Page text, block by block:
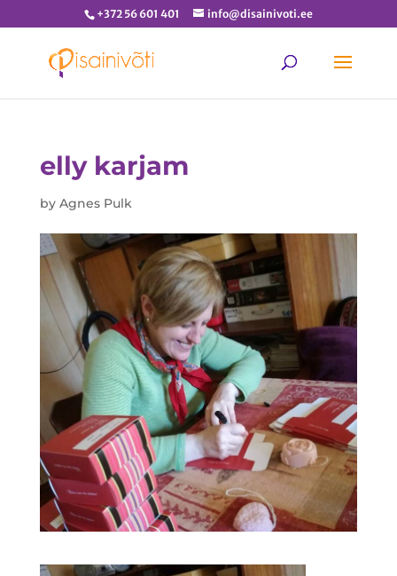
+372 56 601 401 info@disainivoti.ee
elly karjam
by Agnes Pulk